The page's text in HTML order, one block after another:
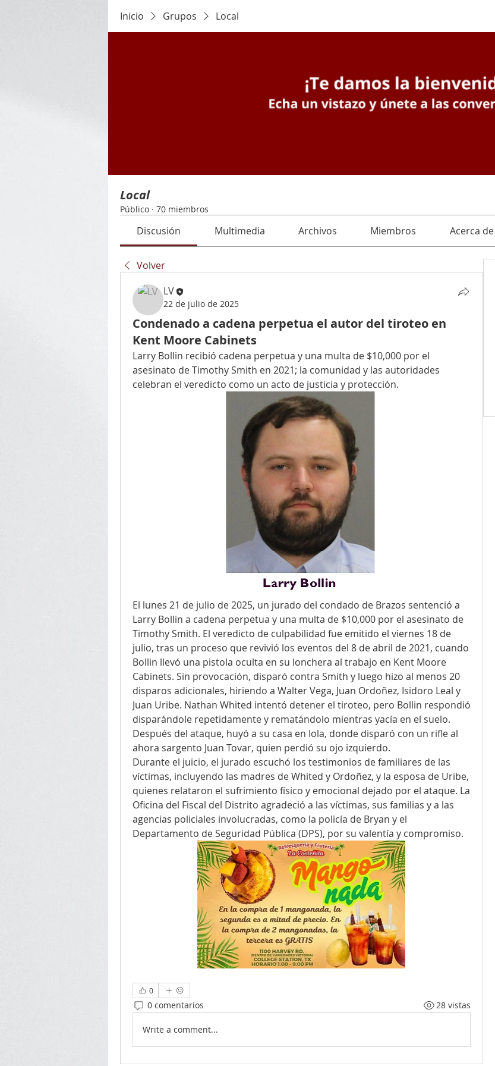
Inicio Grupos Local
Local
Público · 70 miembros
Discusión Multimedia Archivos Miembros Acerca de
Volver
LV
22 de julio de 2025
Condenado a cadena perpetua el autor del tiroteo en
Kent Moore Cabinets
Larry Bollin recibió cadena perpetua y una multa de $10,000 por el
asesinato de Timothy Smith en 2021; la comunidad y las autoridades
celebran el veredicto como un acto de justicia y protección.
El lunes 21 de julio de 2025, un jurado del condado de Brazos sentenció a
Larry Bollin a cadena perpetua y una multa de $10,000 por el asesinato de
Timothy Smith. El veredicto de culpabilidad fue emitido el viernes 18 de
julio, tras un proceso que revivió los eventos del 8 de abril de 2021, cuando
Bollin llevó una pistola oculta en su lonchera al trabajo en Kent Moore
Cabinets. Sin provocación, disparó contra Smith y luego hizo al menos 20
disparos adicionales, hiriendo a Walter Vega, Juan Ordoñez, Isidoro Leal y
Juan Uribe. Nathan Whited intentó detener el tiroteo, pero Bollin respondió
disparándole repetidamente y rematándolo mientras yacía en el suelo.
Después del ataque, huyó a su casa en Iola, donde disparó con un rifle al
ahora sargento Juan Tovar, quien perdió su ojo izquierdo.
Durante el juicio, el jurado escuchó los testimonios de familiares de las
víctimas, incluyendo las madres de Whited y Ordoñez, y la esposa de Uribe,
quienes relataron el sufrimiento físico y emocional dejado por el ataque. La
Oficina del Fiscal del Distrito agradeció a las víctimas, sus familias y a las
agencias policiales involucradas, como la policía de Bryan y el
Departamento de Seguridad Pública (DPS), por su valentía y compromiso.
0
0 comentarios 28 vistas
Write a comment...